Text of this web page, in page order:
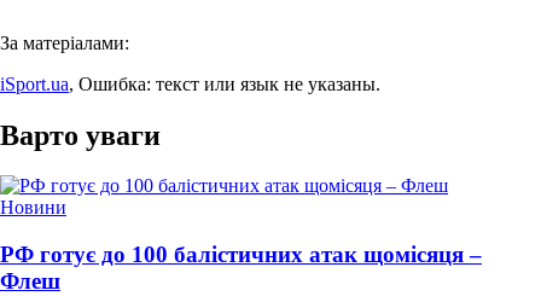
За матеріалами:
iSport.ua, Ошибка: текст или язык не указаны.
Варто уваги
Опублікувати
Новини
РФ готує до 100 балістичних атак щомісяця –
Флеш